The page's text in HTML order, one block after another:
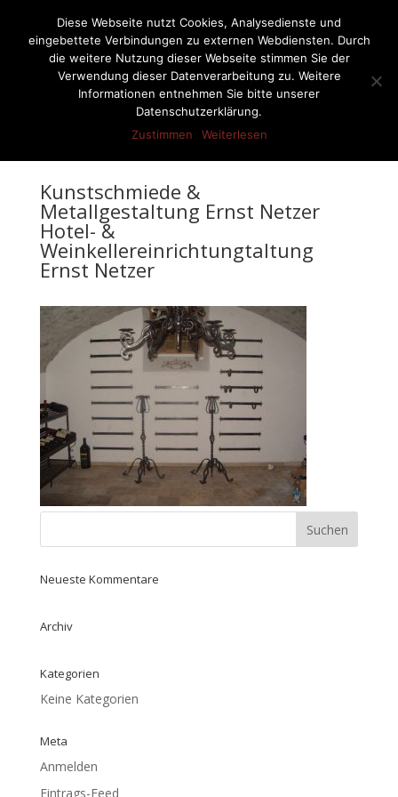
Seite wählen
Kunstschmiede &
Metallgestaltung Ernst Netzer
Hotel- &
Weinkellereinrichtungtaltung
Ernst Netzer
Neueste Kommentare
Archiv
Kategorien
Keine Kategorien
Meta
Anmelden
Eintrags-Feed
Diese Webseite nutzt Cookies, Analysedienste und
eingebettete Verbindungen zu externen Webdiensten. Durch
die weitere Nutzung dieser Webseite stimmen Sie der
Verwendung dieser Datenverarbeitung zu. Weitere
Informationen entnehmen Sie bitte unserer
Datenschutzerklärung.
Zustimmen
Weiterlesen